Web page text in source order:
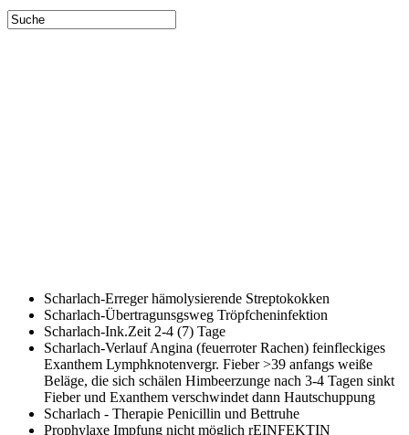
Scharlach-Erregerhämolysierende Streptokokken
Scharlach-Übertragunsgsweg Tröpfcheninfektion
Scharlach-Ink.Zeit 2-4 (7) Tage
Scharlach-VerlaufAngina (feuerroter Rachen) feinfleckiges
Exanthem Lymphknotenvergr. Fieber >39 anfangs weiße
Beläge, die sich schälen Himbeerzunge nach 3-4 Tagen sinkt
Fieber und Exanthem verschwindet dann Hautschuppung
Scharlach - Therapie Penicillin und Bettruhe
Prophylaxe Impfung nicht möglich rEINFEKTIN